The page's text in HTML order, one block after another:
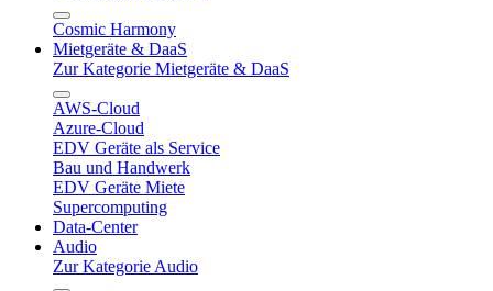
Cosmic Harmony
Mietgeräte & DaaS
Zur Kategorie Mietgeräte & DaaS
AWS-Cloud
Azure-Cloud
EDV Geräte als Service
Bau und Handwerk
EDV Geräte Miete
Supercomputing
Data-Center
Audio
Zur Kategorie Audio